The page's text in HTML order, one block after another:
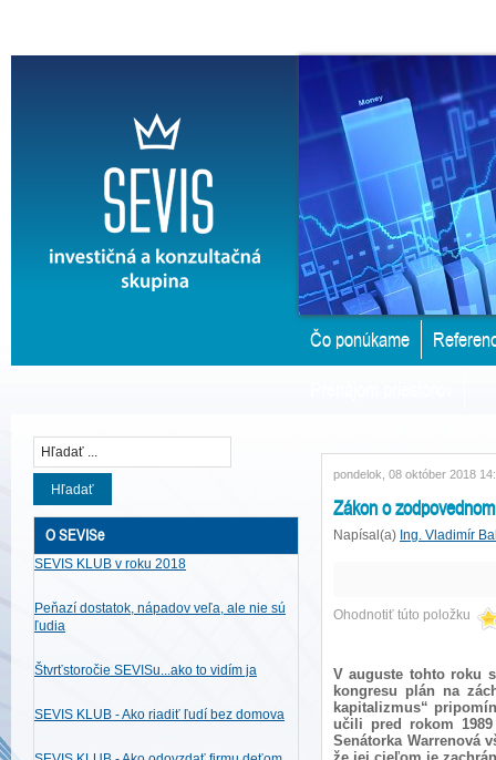
Čo ponúkame
Hľadať
O SEVISe
SEVIS KLUB v roku 2018
Peňazí dostatok, nápadov veľa, ale nie sú
ľudia
Štvrťstoročie SEVISu...ako to vidím ja
SEVIS KLUB - Ako riadiť ľudí bez domova
pondelok, 08 október 2018
Zákon o
Napísal(a) Ing. Vladimír
Ohodnotiť túto položku
V auguste tohto roku
kongresu plán na
kapitalizmus“
učili pred rokom
Senátorka Warrenová